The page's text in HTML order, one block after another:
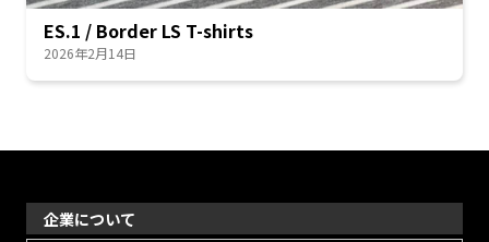
ES.1 / Border LS T-shirts
2026年2月14日
企業について